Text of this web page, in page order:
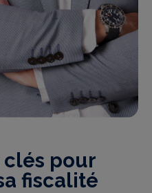
clés pour
fiscalité